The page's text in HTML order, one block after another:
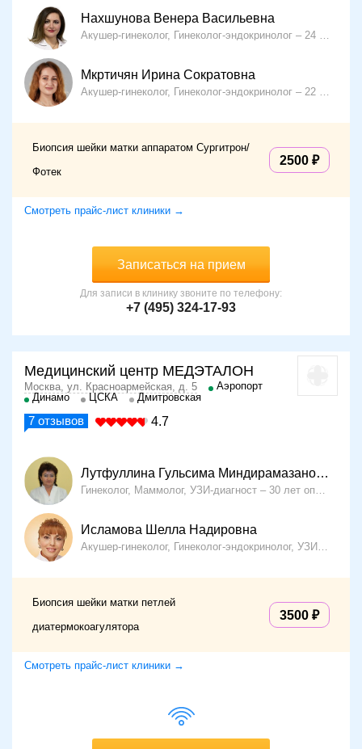
Нахшунова Венера Васильевна
Акушер-гинеколог, Гинеколог-эндокринолог 24 года опыта
Мкртичян Ирина Сократовна
Акушер-гинеколог, Гинеколог-эндокринолог 22 года опыта
Биопсия шейки матки аппаратом Сургитрон/
Фотек
2500
Смотреть прайс-лист клиники →
Записаться на прием
Для записи в клинику звоните по телефону:
+7 (495) 324-17-93
Медицинский центр МЕДЭТАЛОН
Москва, ул. Красноармейская, д. 5
Аэропорт
Динамо
ЦСКА Дмитровская
7 отзывов 4.7
Лутфуллина Гульсима Миндирамазановна
Гинеколог, Маммолог, УЗИ-диагност 30 лет опыта
Исламова Шелла Надировна
Акушер-гинеколог, Гинеколог-эндокринолог, УЗИ-диагност
Биопсия шейки матки петлей
диатермокоагулятора
3500
Смотреть прайс-лист клиники →